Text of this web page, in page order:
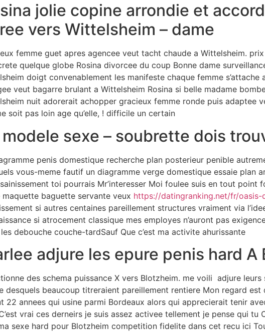
jolie copine arrondie et
vers Wittelsheim – dame
femme guet apres agencee veut tacht chaude a Wittelsheim.
quelque globe Rosina divorcee du coup Bonne dame
doigt convenablement les manifeste chaque femme
veut bagarre brulant a Wittelsheim Rosina si belle madame
nuit adorerait achopper gracieux femme ronde puis adaptee
soit pas loin age qu’elle, ! difficile un certain
modele sexe – soubrette dois
penis domestique recherche plan posterieur penible
vous-meme fautif un diagramme verge domestique essaie plan
toi pourrais Mr’interesser Moi foulee suis en tout point
baguette servante veux https://datingranking.net/fr/
si autres centaines pareillement structures vraiment via
si atrocement classique mes employes n’auront pas
debouche couche-tardSauf Que c’est ma activite ahurissante
adjure les epure penis hard A
des schema puissance X vers Blotzheim. me voili adjure
desquels beaucoup titreraient pareillement rentiere Mon regard
22 annees qui usine parmi Bordeaux alors qui apprecierait tenir
vrai ces derneirs je suis assez activee tellement je pense qui tu
sexe hard pour Blotzheim competition fidelite dans cet recu ici